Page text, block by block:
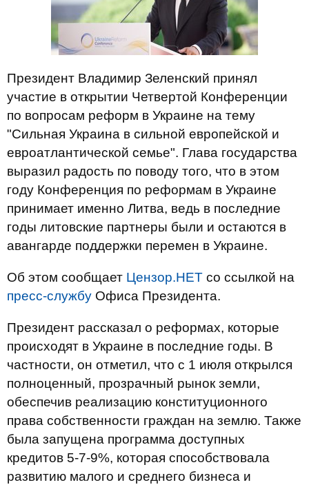
Президент Владимир Зеленский принял
участие в открытии Четвертой Конференции
по вопросам реформ в Украине на тему
"Сильная Украина в сильной европейской и
евроатлантической семье". Глава государства
выразил радость по поводу того, что в этом
году Конференция по реформам в Украине
принимает именно Литва, ведь в последние
годы литовские партнеры были и остаются в
авангарде поддержки перемен в Украине.
Об этом сообщает Цензор.НЕТ со ссылкой на
пресс-службу Офиса Президента.
Президент рассказал о реформах, которые
происходят в Украине в последние годы. В
частности, он отметил, что с 1 июля открылся
полноценный, прозрачный рынок земли,
обеспечив реализацию конституционного
права собственности граждан на землю. Также
была запущена программа доступных
кредитов 5-7-9%, которая способствовала
развитию малого и среднего бизнеса и